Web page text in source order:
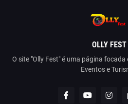
OLLY FEST
O site "Olly Fest" é uma página
Eventos e